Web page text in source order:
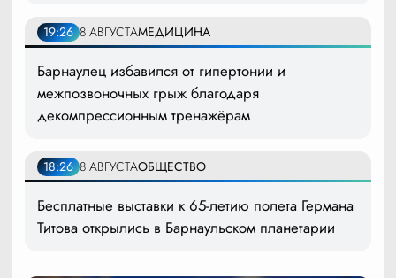
19:26 8 АВГУСТАМЕДИЦИНА
Барнаулец избавился от гипертонии и
межпозвоночных грыж благодаря
декомпрессионным тренажёрам
18:26 8 АВГУСТАОБЩЕСТВО
Бесплатные выставки к 65-летию полета Германа
Титова открылись в Барнаульском планетарии